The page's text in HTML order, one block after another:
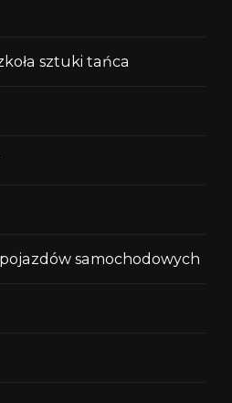
sztuki tańca
samochodowych